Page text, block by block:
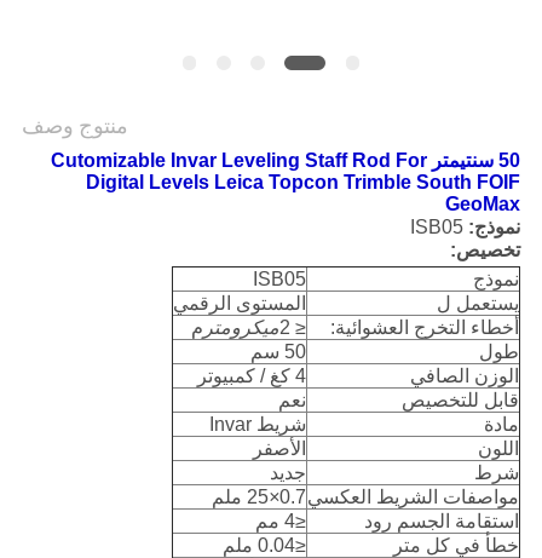
منتوج وصف
50 سنتيمتر Cutomizable Invar Leveling Staff Rod For
Digital Levels Leica Topcon Trimble South FOIF
GeoMax
نموذج: ISB05
تخصيص:
نموذج
ISB05
يستعمل ل
المستوى الرقمي
أخطاء التخرج العشوائية:
≤ 2 ميكرومتر م
طول
50 سم
الوزن الصافي
4 كغ / كمبيوتر
قابل للتخصيص
نعم
مادة
شريط Invar
اللون
الأصفر
شرط
جديد
مواصفات الشريط العكسي0.7
×25 ملم
استقامة الجسم رود
≤4 مم
خطأ في كل متر
≤0.04 ملم